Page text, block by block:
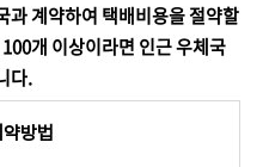
과 계약하여 택배비용을 절약할
개 이상이라면 인근 우체국
다.
방법